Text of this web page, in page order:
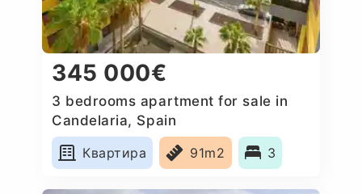
345 000€
3 bedrooms apartment for sale in
Candelaria, Spain
Квартира
91m2 3